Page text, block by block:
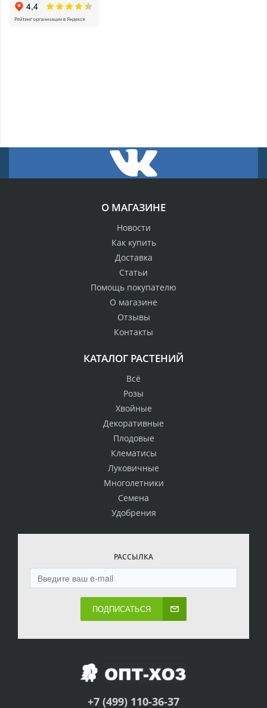
О МАГАЗИНЕ
Новости
Как купить
Доставка
Статьи
Помощь покупателю
О магазине
Отзывы
Контакты
КАТАЛОГ РАСТЕНИЙ
Всё
Розы
Хвойные
Декоративные
Плодовые
Клематисы
Луковичные
Многолетники
Семена
Удобрения
РАССЫЛКА
ПОДПИСАТЬСЯ
+7 (499) 110-36-37